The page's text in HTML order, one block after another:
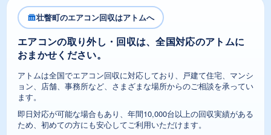
壮瞥町のエアコン回収はアトムへ
エアコンの取り外し・回収は、全国対応のアトムに
おまかせください。
アトムは全国でエアコン回収に対応しており、戸建て住宅、マンシ
ョン、店舗、事務所など、さまざまな場所からのご相談を承ってい
ます。
即日対応が可能な場合もあり、年間10,000台以上の回収実績がある
ため、初めての方にも安心してご利用いただけます。